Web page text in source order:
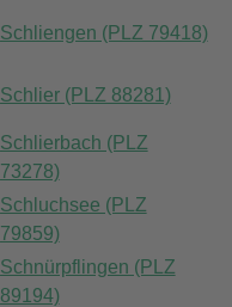
Schliengen (PLZ 79418)
Schlier (PLZ 88281)
Schlierbach (PLZ
73278)
Schluchsee (PLZ
79859)
Schnürpflingen (PLZ
89194)